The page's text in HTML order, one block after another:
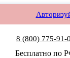
8 (800) 775-91-
Бесплатно по